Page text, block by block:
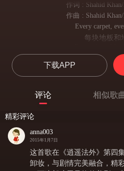
作词 : Shahid
作曲 : Shahid
Every carpet,
每块地板和
寻遍所有角
Climbing up the walls, I'm
墙头都上了（我以
门后是什么
We all have our secrets, we
Behind every door is a
每扇门后都
下载APP
评论 相似歌
精彩评论
anna003
2015年1月7日
这首歌在《逍遥法外》第四
卸妆，与剧情完美融合，精